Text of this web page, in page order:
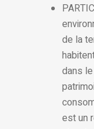
de la
dans
est un